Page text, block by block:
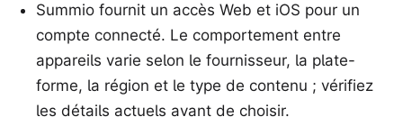
Summio fournit un accès Web et iOS pour un
compte connecté. Le comportement entre
appareils varie selon le fournisseur, la plate-
forme, la région et le type de contenu ; vérifiez
les détails actuels avant de choisir.